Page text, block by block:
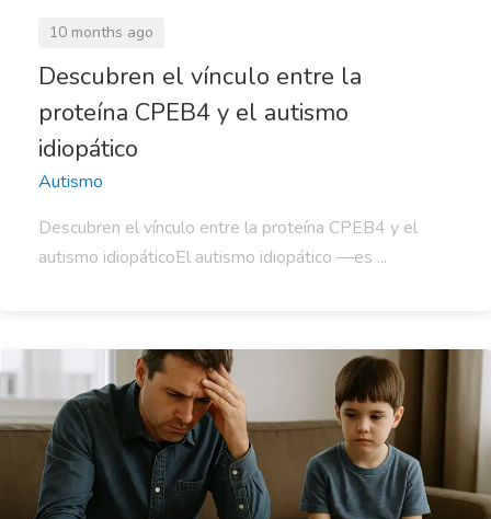
10 months ago
Descubren el vínculo entre la
proteína CPEB4 y el autismo
idiopático
Autismo
Descubren el vínculo entre la proteína CPEB4 y el
autismo idiopáticoEl autismo idiopático —es ...